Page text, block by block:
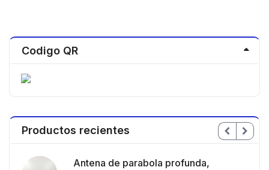
Codigo QR
Productos recientes
Antena de parabola profunda,